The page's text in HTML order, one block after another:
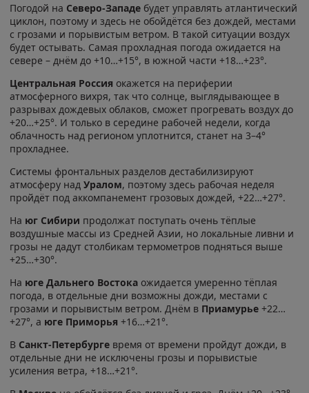
Погодой на Северо-Западе будет управлять атлантический
циклон, поэтому и здесь не обойдётся без дождей, местами
с грозами и порывистым ветром. В такой ситуации воздух
будет остывать. Самая прохладная погода ожидается на
севере – днём до +10…+15°, в южной части +18…+23°.
Центральная Россия окажется на периферии
атмосферного вихря, так что солнце, выглядывающее в
разрывах дождевых облаков, сможет прогревать воздух до
+20…+25°. И только в середине рабочей недели, когда
облачность над регионом уплотнится, станет на 3–4°
прохладнее.
Системы фронтальных разделов дестабилизируют
атмосферу над Уралом, поэтому здесь рабочая неделя
пройдёт под аккомпанемент грозовых дождей, +22…+27°.
На юг Сибири продолжат поступать очень тёплые
воздушные массы из Средней Азии, но локальные ливни и
грозы не дадут столбикам термометров подняться выше
+25…+30°.
На юге Дальнего Востока ожидается умеренно тёплая
погода, в отдельные дни возможны дожди, местами с
грозами и порывистым ветром. Днём в Приамурье +22…
+27°, а юге Приморья +16…+21°.
В Санкт-Петербурге время от времени пройдут дожди, в
отдельные дни не исключены грозы и порывистые
усиления ветра, +18…+21°.